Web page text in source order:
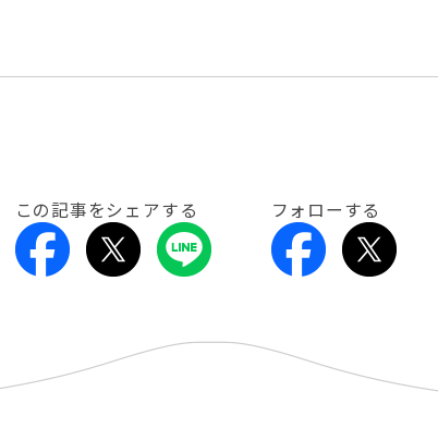
この記事をシェアする フォローする